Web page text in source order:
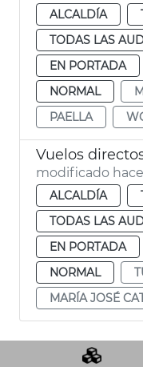
ALCALDÍA
TODAS LAS
EN PORTADA
NORMAL
PAELLA
Vuelos
modificado
ALCALDÍA
TODAS LAS
EN PORTADA
NORMAL
MARÍA JOSÉ